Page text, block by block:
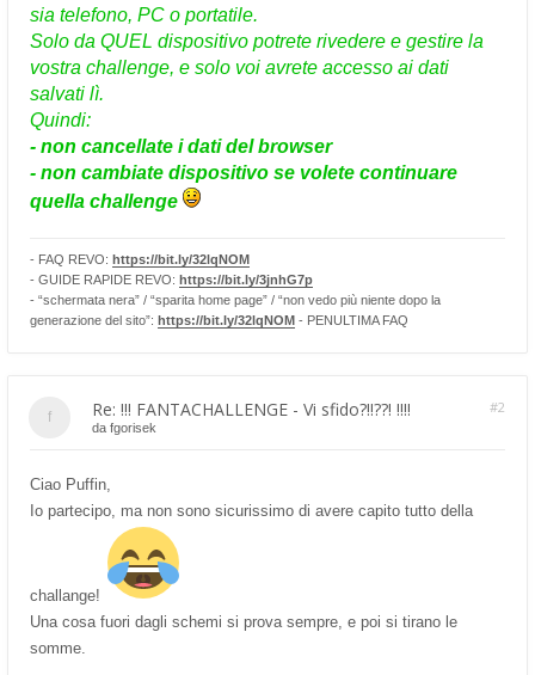
sia telefono, PC o portatile.
Solo da QUEL dispositivo potrete rivedere e gestire la
vostra challenge, e solo voi avrete accesso ai dati
salvati lì.
Quindi:
- non cancellate i dati del browser
- non cambiate dispositivo se volete continuare
quella challenge
- FAQ REVO: https://bit.ly/32lqNOM
- GUIDE RAPIDE REVO: https://bit.ly/3jnhG7p
- “schermata nera” / “sparita home page” / “non vedo più niente dopo la
generazione del sito”: https://bit.ly/32lqNOM - PENULTIMA FAQ
Re: !!! FANTACHALLENGE - Vi sfido?!!??! !!!! #2
da fgorisek
Ciao Puffin,
Io partecipo, ma non sono sicurissimo di avere capito tutto della
challange!
Una cosa fuori dagli schemi si prova sempre, e poi si tirano le
somme.